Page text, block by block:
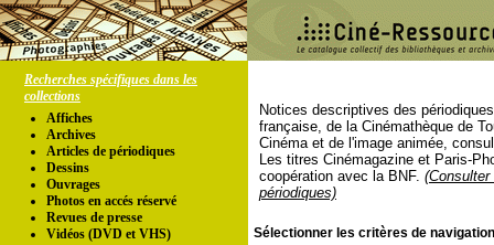
Recherches spécifiques dans les
collections
Affiches
Archives
Articles de périodiques
Dessins
Ouvrages
Photos en accés réservé
Revues de presse
Vidéos (DVD et VHS)
Notices descriptives des
française, de la Cinémathèque de
Cinéma et de l'image animée,
Les titres Cinémagazine et Paris-
coopération avec la BNF.
périodiques)
Sélectionner les critères de